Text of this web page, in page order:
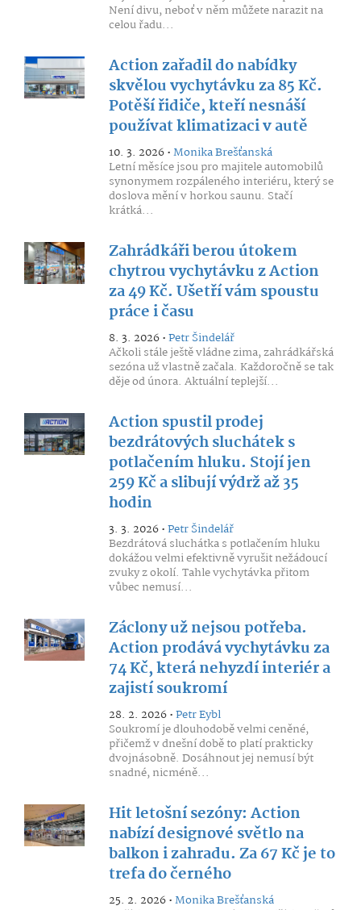
Není divu, neboť v něm můžete narazit na
celou řadu...
Action zařadil do nabídky
skvělou vychytávku za 85 Kč.
Potěší řidiče, kteří nesnáší
používat klimatizaci v autě
10. 3. 2026 •Monika Brešťanská
Letní měsíce jsou pro majitele automobilů
synonymem rozpáleného interiéru, který se
doslova mění v horkou saunu. Stačí
krátká...
Zahrádkáři berou útokem
chytrou vychytávku z Action
za 49 Kč. Ušetří vám spoustu
práce i času
8. 3. 2026 •Petr Šindelář
Ačkoli stále ještě vládne zima, zahrádkářská
sezóna už vlastně začala. Každoročně se tak
děje od února. Aktuální teplejší...
Action spustil prodej
bezdrátových sluchátek s
potlačením hluku. Stojí jen
259 Kč a slibují výdrž až 35
hodin
3. 3. 2026 •Petr Šindelář
Bezdrátová sluchátka s potlačením hluku
dokážou velmi efektivně vyrušit nežádoucí
zvuky z okolí. Tahle vychytávka přitom
vůbec nemusí...
Záclony už nejsou potřeba.
Action prodává vychytávku za
74 Kč, která nehyzdí interiér a
zajistí soukromí
28. 2. 2026 •Petr Eybl
Soukromí je dlouhodobě velmi ceněné,
přičemž v dnešní době to platí prakticky
dvojnásobně. Dosáhnout jej nemusí být
snadné, nicméně...
Hit letošní sezóny: Action
nabízí designové světlo na
balkon i zahradu. Za 67 Kč je to
trefa do černého
25. 2. 2026 •Monika Brešťanská